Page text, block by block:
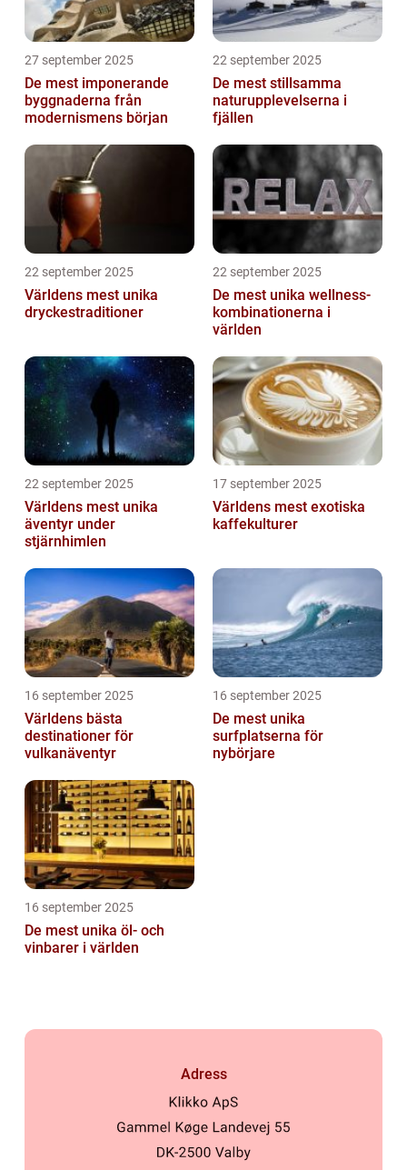
27 september 2025
De mest imponerande
byggnaderna från
modernismens början
22 september 2025
De mest stillsamma
naturupplevelserna i
fjällen
22 september 2025
Världens mest unika
dryckestraditioner
22 september 2025
De mest unika wellness-
kombinationerna i
världen
22 september 2025
Världens mest unika
äventyr under
stjärnhimlen
17 september 2025
Världens mest exotiska
kaffekulturer
16 september 2025
Världens bästa
destinationer för
vulkanäventyr
16 september 2025
De mest unika
surfplatserna för
nybörjare
16 september 2025
De mest unika öl- och
vinbarer i världen
Adress